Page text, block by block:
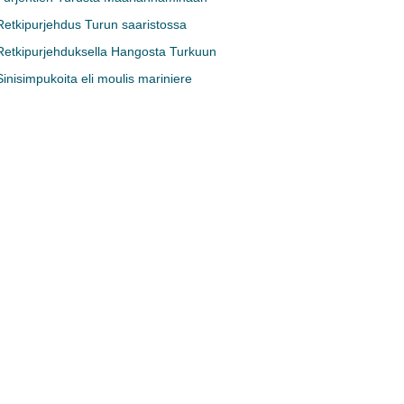
Turun saaristossa
Hangosta Turkuun
eli moulis mariniere